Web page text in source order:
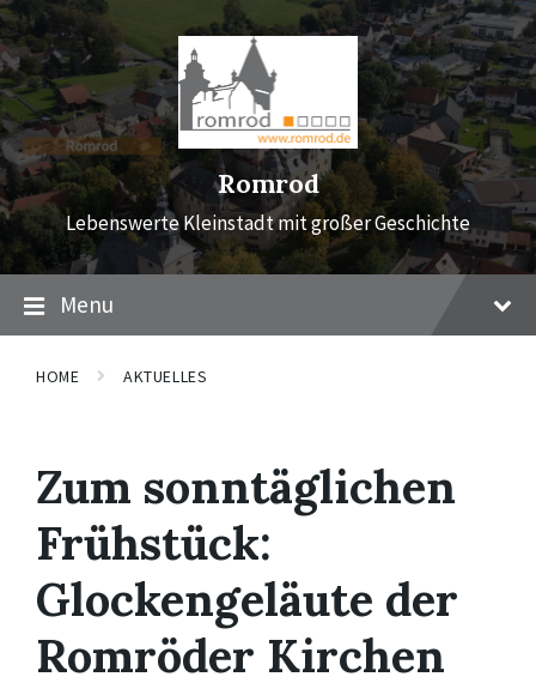
Skip
to
content
Skip
to
main
navigation
Skip
to
footer
Romrod
Lebenswerte Kleinstadt mit großer Geschichte
Menu
HOME AKTUELLES
Zum sonntäglichen
Frühstück:
Glockengeläute der
Romröder Kirchen